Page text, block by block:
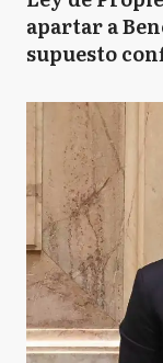
apartar a
supuesto